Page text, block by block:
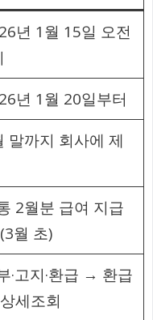
년 1월 15일 오전
년 1월 20일부터
말까지 회사에 제
2월분 급여 지급
월 초)
·고지·환급 → 환급
세조회